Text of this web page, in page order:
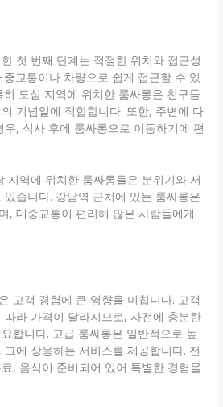
첫 번째 단계는 적절한 위치와 접근성
교통이나 차량으로 쉽게 접근할 수 있
도심 지역에 위치한 룸싸롱은 친구들
기념일에 적합합니다. 또한, 주변에 다
, 식사 후에 룸싸롱으로 이동하기에 편
지역에 위치한 룸싸롱들은 분위기와 서
습니다. 강남역 근처에 있는 룸싸롱은
, 대중교통이 편리해 많은 사람들에게
고객 경험에 큰 영향을 미칩니다. 고객
라 가격이 달라지므로, 사전에 충분한
합니다. 고급 룸싸롱은 일반적으로 높
에 상응하는 서비스를 제공합니다. 전
, 음식이 준비되어 있어 특별한 경험을